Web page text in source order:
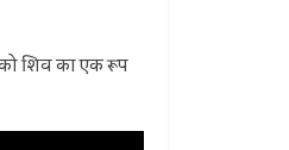
को शिव का एक रूप